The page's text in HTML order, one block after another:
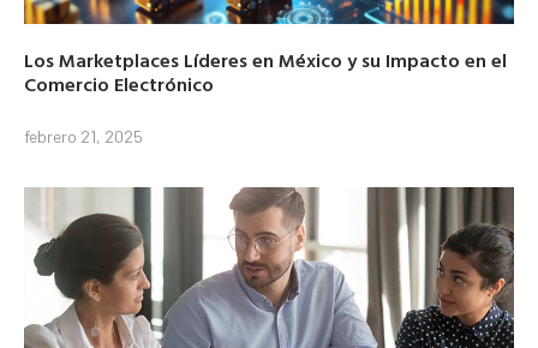
Los Marketplaces Líderes en México y su Impacto en el
Comercio Electrónico
febrero 21, 2025